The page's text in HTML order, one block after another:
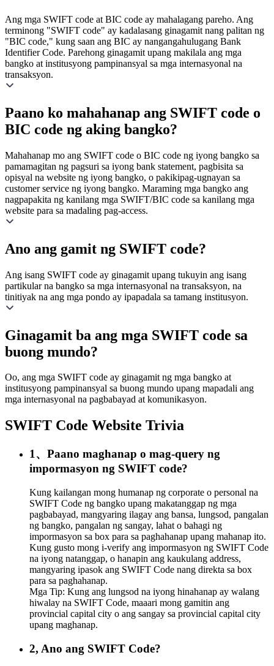
Ang mga SWIFT code at BIC code ay mahalagang pareho. Ang
terminong "SWIFT code" ay kadalasang ginagamit nang palitan ng
"BIC code," kung saan ang BIC ay nangangahulugang Bank
Identifier Code. Parehong ginagamit upang makilala ang mga
bangko at institusyong pampinansyal sa mga internasyonal na
transaksyon.
Paano ko mahahanap ang SWIFT code o
BIC code ng aking bangko?
Mahahanap mo ang SWIFT code o BIC code ng iyong bangko sa
pamamagitan ng pagsuri sa iyong bank statement, pagbisita sa
opisyal na website ng iyong bangko, o pakikipag-ugnayan sa
customer service ng iyong bangko. Maraming mga bangko ang
nagpapakita ng kanilang mga SWIFT/BIC code sa kanilang mga
website para sa madaling pag-access.
Ano ang gamit ng SWIFT code?
Ang isang SWIFT code ay ginagamit upang tukuyin ang isang
partikular na bangko sa mga internasyonal na transaksyon, na
tinitiyak na ang mga pondo ay ipapadala sa tamang institusyon.
Ginagamit ba ang mga SWIFT code sa
buong mundo?
Oo, ang mga SWIFT code ay ginagamit ng mga bangko at
institusyong pampinansyal sa buong mundo upang mapadali ang
mga internasyonal na pagbabayad at komunikasyon.
SWIFT Code Website Trivia
1、Paano maghanap o mag-query ng
impormasyon ng SWIFT code?
Kung kailangan mong humanap ng corporate o personal na
SWIFT Code ng bangko upang makatanggap ng mga
pagbabayad, mangyaring ilagay ang bansa, lungsod, pangalan
ng bangko, pangalan ng sangay, lahat o bahagi ng
impormasyon sa box para sa paghahanap upang mahanap ito.
Kung gusto mong i-verify ang impormasyon ng SWIFT Code
na iyong natanggap, o hanapin ang kaukulang address,
mangyaring ipasok ang SWIFT Code nang direkta sa box
para sa paghahanap.
Mga Tip: Kung ang lungsod na iyong hinahanap ay walang
hiwalay na SWIFT Code, maaari mong gamitin ang
provincial capital city o ang sangay sa provincial capital city
upang maghanap.
2, Ano ang SWIFT Code?